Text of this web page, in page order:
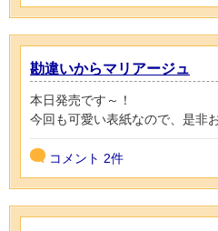
勘違いからマリアージュ
本日発売です～！
今回も可愛い表紙なので、是非
コメント 2件